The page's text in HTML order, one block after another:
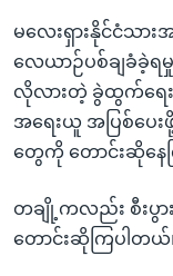
ရန်
နေရာ
သို့
ကျော်
ရန်
မလေးရှားနိုင်ငံသား
လေယာဉ်ပစ်ချခံခဲ့ရ
လိုလားတဲ့ ခွဲထွက်ရေ
အရေးယူ အပြစ်ပေ
တွေကို တောင်းဆိုနေ
တချို့ကလည်း စီးပွ
တောင်းဆိုကြပါတယ်